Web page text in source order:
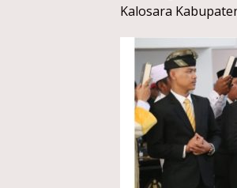
Kalosara